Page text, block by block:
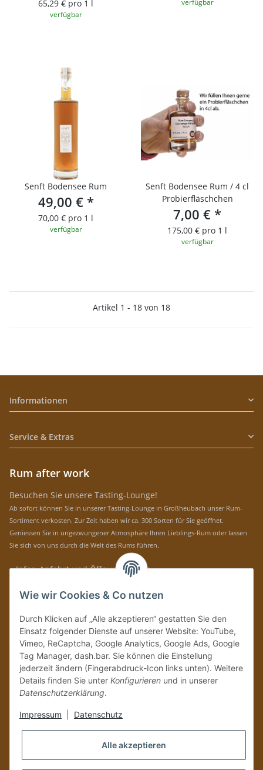
65,29 € pro 1 l
verfügbar
Senft Bodensee Rum
49,00 € *
70,00 € pro 1 l
verfügbar
Senft Bodensee Rum / 4 cl
Probierfläschchen
7,00 € *
175,00 € pro 1 l
verfügbar
Artikel 1 - 18 von 18
Informationen
Service & Extras
Rum after work
Besuchen Sie unsere Tasting-Lounge!
Ab sofort können Sie in unserer Tasting-Lounge in Großheubach unser Rum-
Sortiment verkosten. Zur Zeit haben wir ca. 300 Sorten für Sie geöffnet.
Geniessen Sie in ungezwungener Atmosphäre Ihren Lieblings-Rum oder lassen
Sie sich von uns durch die Welt des Rums führen.
» Infos, Anfahrt und Öffnungszeiten
Immer auf dem Laufenden mit unseren aktuellen Rum-News!
Bitte senden Sie mir entsprechend IhrerDatenschutzerklärung
regelmäßig und
jederzeit widerruflich Informationen zu Ihrem Produktsortiment per E-Mail zu.
Vertrag widerrufen
Wie wir Cookies & Co nutzen
Durch Klicken auf „Alle akzeptieren“ gestatten Sie den
Einsatz folgender Dienste auf unserer Website: YouTube,
Vimeo, ReCaptcha, Google Analytics, Google Ads, Google
Tag Manager, dash.bar. Sie können die Einstellung
jederzeit ändern (Fingerabdruck-Icon links unten). Weitere
Details finden Sie unter Konfigurieren und in unserer
Datenschutzerklärung.
Impressum Datenschutz
Alle akzeptieren